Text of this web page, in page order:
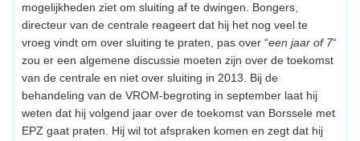
mogelijkheden ziet om sluiting af te dwingen. Bongers,
directeur van de centrale reageert dat hij het nog veel te
vroeg vindt om over sluiting te praten, pas over “een jaar of 7“
zou er een algemene discussie moeten zijn over de toekomst
van de centrale en niet over sluiting in 2013. Bij de
behandeling van de VROM-begroting in september laat hij
weten dat hij volgend jaar over de toekomst van Borssele met
EPZ gaat praten. Hij wil tot afspraken komen en zegt dat hij